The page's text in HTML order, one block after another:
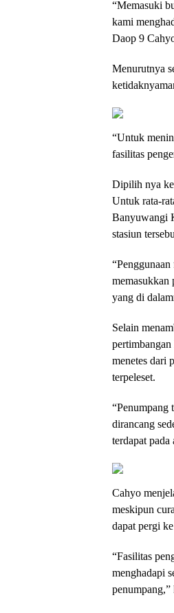
“Memasuki
kami
Daop 9
Menurutnya
“Untuk
fasilitas
Dipilih nya
Untuk rata-
Banyuwangi
stasiun
memasukkan
yang di
Selain
menetes dari
terpeleset.
“Penumpang
dirancang
terdapat
Cahyo
meskipun
dapat pergi
“Fasilitas
menghadapi